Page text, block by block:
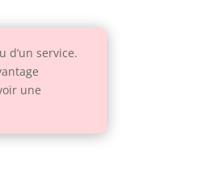
d’un service.
une